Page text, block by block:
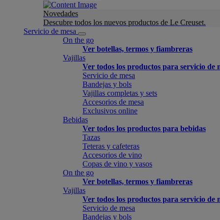
Novedades
Descubre todos los nuevos productos de Le Creuset.
Servicio de mesa
On the go
Ver botellas, termos y fiambreras
Vajillas
Ver todos los productos para servicio de
Servicio de mesa
Bandejas y bols
Vajillas completas y sets
Accesorios de mesa
Exclusivos online
Bebidas
Ver todos los productos para bebidas
Tazas
Teteras y cafeteras
Accesorios de vino
Copas de vino y vasos
On the go
Ver botellas, termos y fiambreras
Vajillas
Ver todos los productos para servicio de
Servicio de mesa
Bandejas y bols